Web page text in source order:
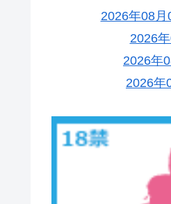
2026年08
2026
2026年
2026年